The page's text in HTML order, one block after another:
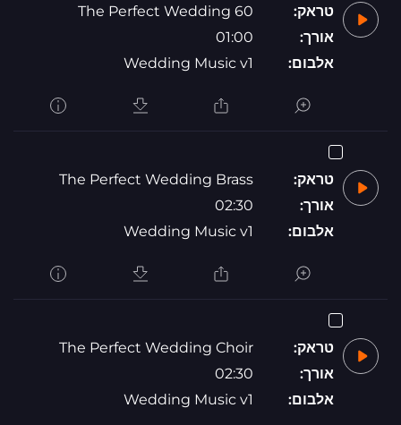
טראק:
The Perfect Wedding 60
אורך:
01:00
אלבום:
Wedding Music v1
טראק:
The Perfect Wedding Brass
אורך:
02:30
אלבום:
Wedding Music v1
טראק:
The Perfect Wedding Choir
אורך:
02:30
אלבום:
Wedding Music v1